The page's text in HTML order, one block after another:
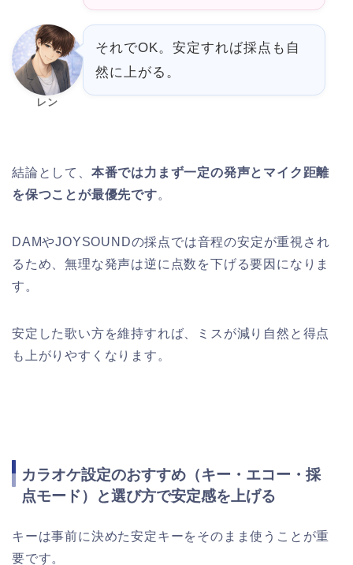
レン
それでOK。安定すれば採点も自
然に上がる。
結論として、 本番では力まず一定の発声とマイク距離
を保つことが最優先です。
DAMやJOYSOUNDの採点では音程の安定が重視され
るため、無理な発声は逆に点数を下げる要因になりま
す。
安定した歌い方を維持すれば、ミスが減り自然と得点
も上がりやすくなります。
カラオケ設定のおすすめ（キー・エコー・採
点モード）と選び方で安定感を上げる
キーは事前に決めた安定キーをそのまま使うことが重
要です。